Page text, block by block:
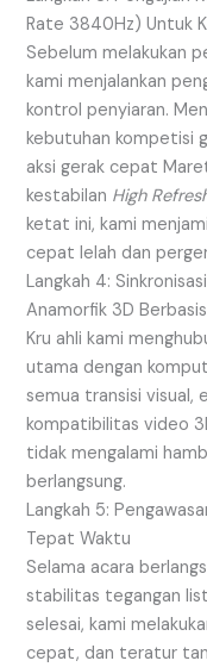
Rate 3840Hz) Untuk
Sebelum melakukan
kami menjalankan
kontrol penyiaran.
kebutuhan kompetisi
aksi gerak cepat
kestabilan High
ketat ini, kami
cepat lelah dan
Langkah 4:
Anamorfik 3D
Kru ahli kami
utama dengan
semua transisi visual,
kompatibilitas video
tidak mengalami
berlangsung.
Langkah 5:
Tepat Waktu
Selama acara
stabilitas tegangan
selesai, kami
cepat, dan teratur